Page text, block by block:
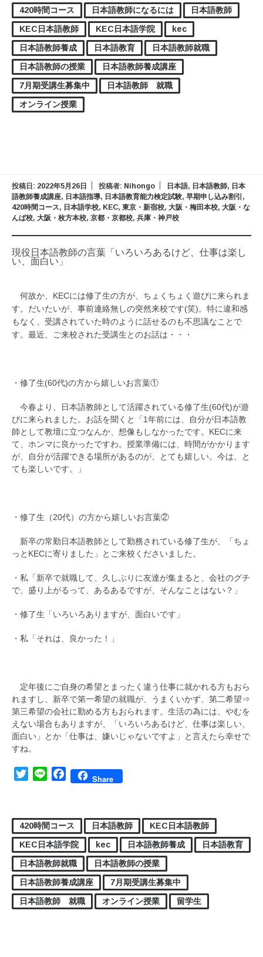
420時間コース 日本語教師になるには
日本語教師
KEC日本語教師
KEC日本語学院
kec
日本語教師養成
日本語教育
日本語教師就職
日本語教師の授業
日本語教師養成講座
7月期受講生募集中
日本語教師 就職
オンライン授業
投稿日: 2022年5月26日 投稿者: Nihongo 日本語, 日本語教師, 日本
語教師養成講座, 日本語指導, 日本語教育能力検定試験, 早期申し込み割引 ,
420時間コース, 日本語学校, KEC, 東京・新宿校, 大阪・梅田本校, 大阪・な
んば校, 大阪・枚方本校, 京都・京都校, 兵庫・神戸校
現役日本語教師の言葉「いろいろあるけど、仕事は楽し
い、面白い」
何故か、KECには修了生の方が、ちょくちょく遊びに来られま
す。だいたいが、事前連絡無しの突然来校です(笑)。特に違和感
もなく、受講されていた時のように話せるのも不思議なことで
す。最近、ご来校された受講生とのお話は・・・
・修了生(60代)の方から嬉しいお言葉①
今春より、日本語教師として活躍されている修了生(60代)が遊
びに来られました。お話を聞くと「1年前には、自分が日本語教
師として教壇に立つなんか、想像もしなかったです。KECに来
て、ホンマに良かったですわ。授業準備には、時間がかかります
が、自分が活躍できる場所があるのが、とても嬉しい。今は、と
ても楽しいです。」
・修了生（20代）の方から嬉しいお言葉②
新卒の常勤日本語教師として勤務されている修了生が、「ちょ
っとKECに寄りました」とご来校くださいました。
・私「新卒で就職して、久しぶりに友達が集まると、会社のグチ
で、盛り上がるって、あるあるですが、そんなことはない？」
・修了生「いろいろありますが、面白いです」
・私「それは、良かった！」
定年後にご自身の希望とまったく違う仕事に就かれる方もおら
れますし、新卒で第一希望の就職が、うまくいかず、第二希望⇒
第三希望の会社に勤める方もおられます。生活の為には、やむを
えない場合もありますが、「いろいろあるけど、仕事は楽しい、
面白い」とか「仕事は、嫌いじゃないですよ」と言えたら幸せで
すね。
TwitterLine FacebookShare
420時間コース 日本語教師
KEC日本語教師
KEC日本語学院
kec 日本語教師養成
日本語教育
日本語教師就職
日本語教師の授業
日本語教師養成講座
7月期受講生募集中
日本語教師 就職
オンライン授業 留学生